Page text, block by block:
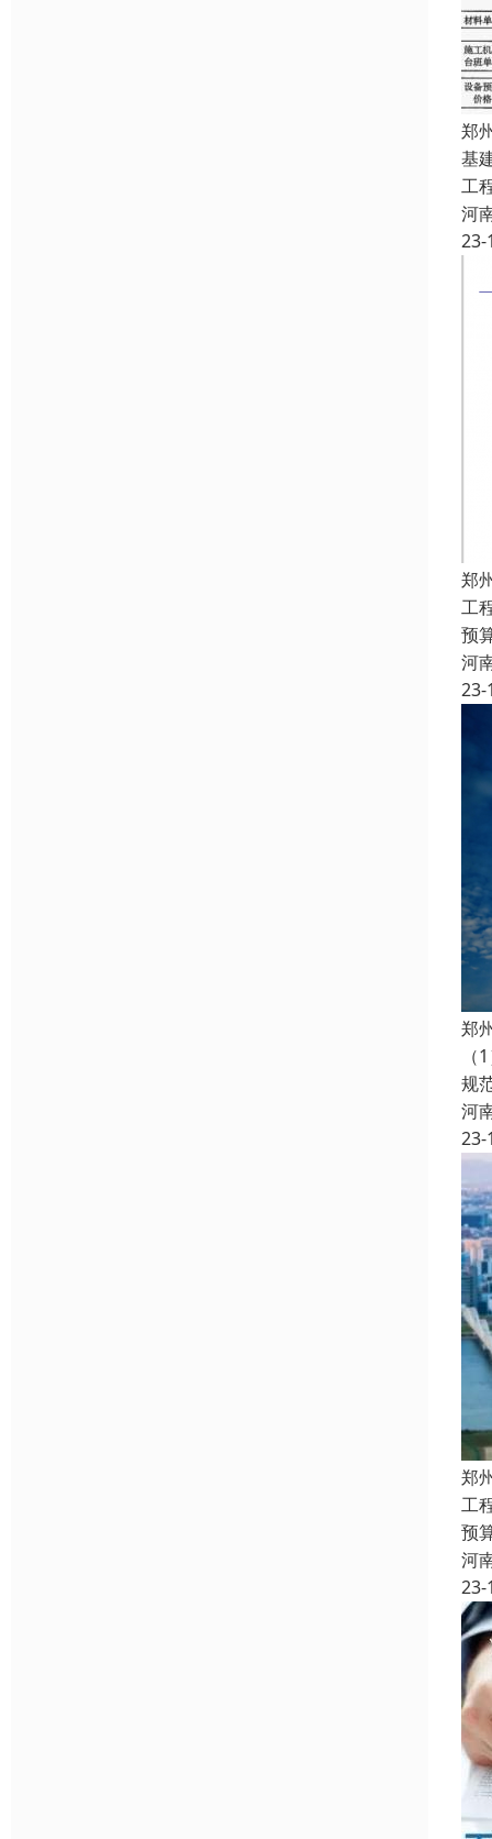
郑
基
工
河
23-
郑
工
预
河
23-
郑
规
河
23-
郑
工
预
河
23-